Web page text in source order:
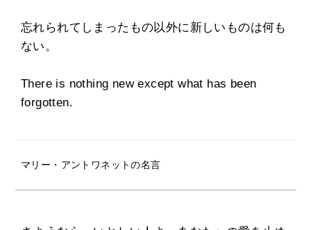
忘れられてしまったもの以外に新しいものは何も
ない。
There is nothing new except what has been
forgotten.
マリー・アントワネットの名言